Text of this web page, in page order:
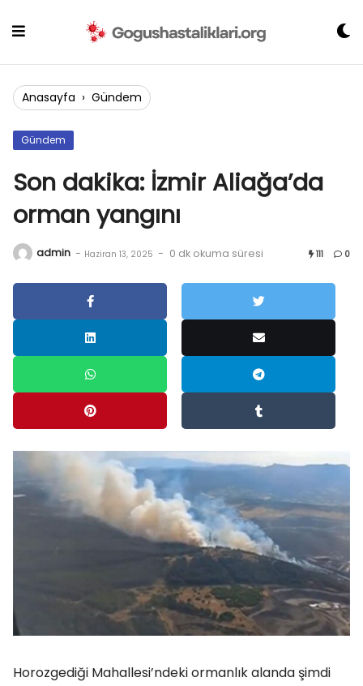
Anasayfa › Gündem
Gündem
Son dakika: İzmir Aliağa’da
orman yangını
admin - Haziran 13, 2025 - 0 dk okuma süresi 111 0
Horozgediği Mahallesi’ndeki ormanlık alanda şimdi